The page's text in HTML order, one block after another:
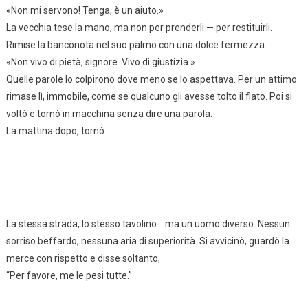
«Non mi servono! Tenga, è un aiuto.»
La vecchia tese la mano, ma non per prenderli — per restituirli.
Rimise la banconota nel suo palmo con una dolce fermezza.
«Non vivo di pietà, signore. Vivo di giustizia.»
Quelle parole lo colpirono dove meno se lo aspettava. Per un attimo
rimase lì, immobile, come se qualcuno gli avesse tolto il fiato. Poi si
voltò e tornò in macchina senza dire una parola.
La mattina dopo, tornò.
La stessa strada, lo stesso tavolino… ma un uomo diverso. Nessun
sorriso beffardo, nessuna aria di superiorità. Si avvicinò, guardò la
merce con rispetto e disse soltanto,
“Per favore, me le pesi tutte.”